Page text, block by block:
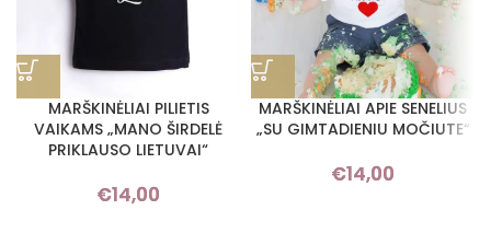
MARŠKINĖLIAI PILIETIS
VAIKAMS „MANO ŠIRDELĖ
PRIKLAUSO LIETUVAI“
€14,00
MARŠKINĖLIAI APIE SENELIUS
„SU GIMTADIENIU MOČIUTE“
€14,00